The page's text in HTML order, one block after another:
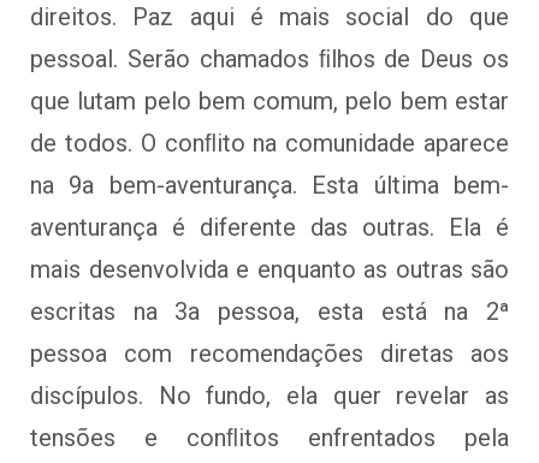
direitos. Paz aqui é mais social do que
pessoal. Serão chamados ﬁlhos de Deus os
que lutam pelo bem comum, pelo bem estar
de todos. O conﬂito na comunidade aparece
na 9a bem-aventurança. Esta última bem-
aventurança é diferente das outras. Ela é
mais desenvolvida e enquanto as outras são
escritas na 3a pessoa, esta está na 2ª
pessoa com recomendações diretas aos
discípulos. No fundo, ela quer revelar as
tensões e conﬂitos enfrentados pela